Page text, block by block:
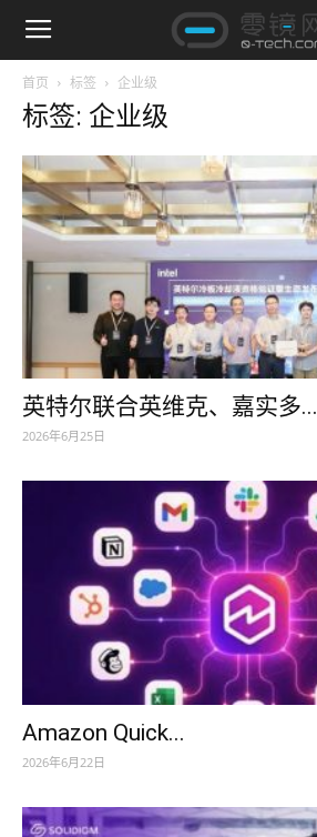
首页 标签 企业级
标签: 企业级
英特尔联合英维克、嘉实多...
2026年6月25日
Amazon Quick...
2026年6月22日